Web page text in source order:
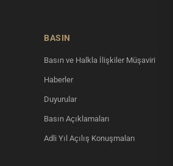
BASIN
Basın ve Halkla İlişkiler Müşaviri
Haberler
Duyurular
Basın Açıklamaları
Adli Yıl Açılış Konuşmaları